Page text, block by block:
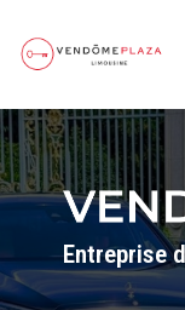
contenu
Entreprise